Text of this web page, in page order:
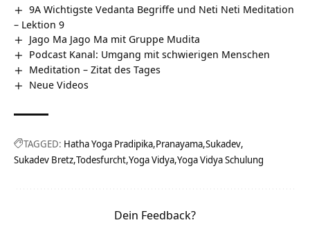
9A Wichtigste Vedanta Begriffe und Neti Neti Meditation
– Lektion 9
Jago Ma Jago Ma mit Gruppe Mudita
Podcast Kanal: Umgang mit schwierigen Menschen
Meditation – Zitat des Tages
Neue Videos
TAGGED: Hatha Yoga Pradipika Pranayama Sukadev
Sukadev Bretz Todesfurcht Yoga Vidya Yoga Vidya Schulung
Dein Feedback?